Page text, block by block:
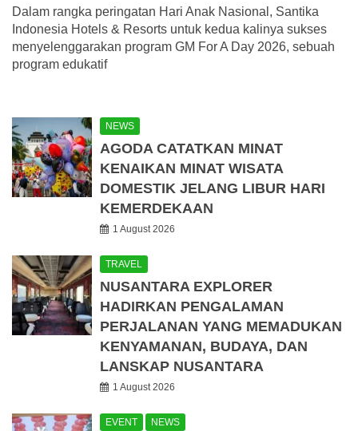
Dalam rangka peringatan Hari Anak Nasional, Santika
Indonesia Hotels & Resorts untuk kedua kalinya sukses
menyelenggarakan program GM For A Day 2026, sebuah
program edukatif
NEWS
AGODA CATATKAN MINAT
KENAIKAN MINAT WISATA
DOMESTIK JELANG LIBUR HARI
KEMERDEKAAN
1 August 2026
TRAVEL
NUSANTARA EXPLORER
HADIRKAN PENGALAMAN
PERJALANAN YANG MEMADUKAN
KENYAMANAN, BUDAYA, DAN
LANSKAP NUSANTARA
1 August 2026
EVENT NEWS